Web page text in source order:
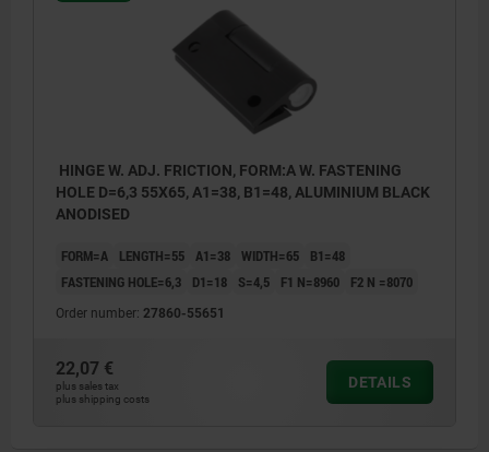
HINGE W. ADJ. FRICTION, FORM:A W. FASTENING
HOLE D=6,3 55X65, A1=38, B1=48, ALUMINIUM BLACK
ANODISED
FORM=A LENGTH=55 A1=38 WIDTH=65
B1=48
FASTENING HOLE=6,3
D1=18 S=4,5 F1 N=8960 F2 N =8070
Order number: 27860-55651
22,07 €
plus sales tax
plus shipping costs
DETAILS